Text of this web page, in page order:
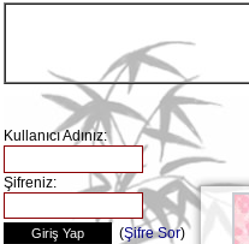
Kullanıcı Adınız:
Şifreniz:
(Şifre Sor)